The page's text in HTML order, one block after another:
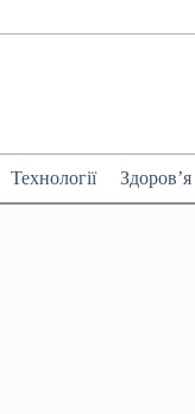
Технології Здоров’я